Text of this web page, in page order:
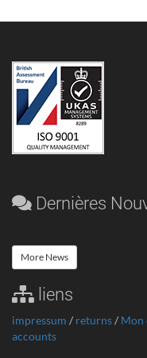
Dernières
More News
liens
impressum / returns/ Mon
accounts